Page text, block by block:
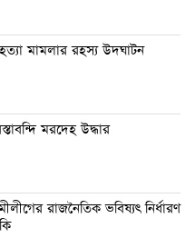
মামলার রহস্য উদঘাটন
মরদেহ উদ্ধার
রাজনৈতিক ভবিষ্যৎ নির্ধারণ